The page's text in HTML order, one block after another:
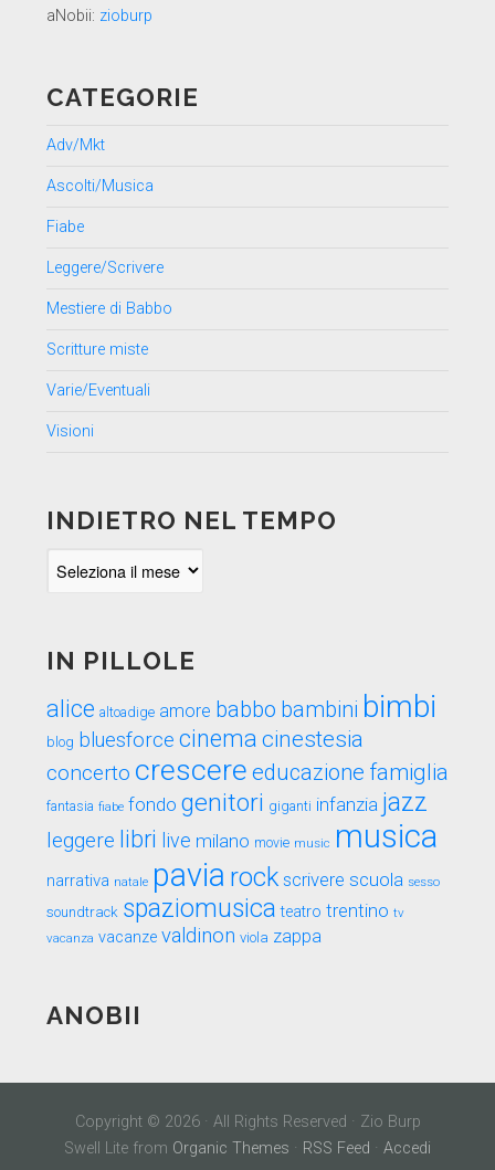
aNobii: zioburp
CATEGORIE
Adv/Mkt
Ascolti/Musica
Fiabe
Leggere/Scrivere
Mestiere di Babbo
Scritture miste
Varie/Eventuali
Visioni
INDIETRO NEL TEMPO
IN PILLOLE
alice altoadige amore babbo bambini bimbi
blog bluesforce cinema cinestesia
concerto crescere educazione famiglia
fantasia fiabe fondo genitori giganti infanzia jazz
leggere libri live milano movie music musica
narrativa natale pavia rock scrivere scuola sesso
soundtrack spaziomusica teatro trentino tv
vacanza vacanze valdinon viola zappa
ANOBII
Copyright © 2026 · All Rights Reserved · Zio Burp
Swell Lite from Organic Themes · RSS Feed · Accedi